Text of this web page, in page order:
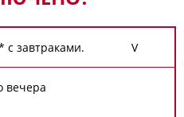
с завтраками. V
вечера